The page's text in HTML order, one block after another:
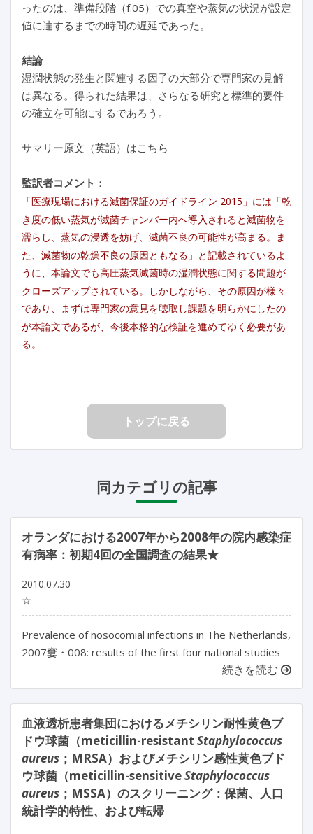
ったのは、準備段階（f.05）での真空や蒸気の状況が設定
値に達するまでの時間の遅延であった。
結論
湿潤状態の発生と関連する因子の大部分で専門家の見解
は異なる。得られた結果は、さらなる研究と標準的要件
の確立を可能にするであろう。
サマリー原文（英語）はこちら
監訳者コメント ：
「医療現場における滅菌保証のガイドライン 2015」には「乾
き度の低い蒸気が滅菌チャンバー内へ導入されると滅菌物を
濡らし、蒸気の浸透を妨げ、滅菌不良の可能性が高まる。ま
た、滅菌物の乾燥不良の原因ともなる」と記載されているよ
うに、本論文でも高圧蒸気滅菌時の湿潤状態に関する問題が
クローズアップされている。しかしながら、その原因が様々
であり、まずは専門家の意見を聴取し課題を明らかにしたの
が本論文であるが、今後本格的な検証を進めてゆく必要があ
る。
トップに戻る
同カテゴリの記事
オランダにおける2007年から2008年の院内感染症
有病率：初期4回の全国調査の結果★
2010.07.30
☆
Prevalence of nosocomial infections in The Netherlands,
2007窶・008: results of the first four national studies
続きを読む
血液透析患者集団におけるメチシリン耐性黄色ブ
ドウ球菌（meticillin-resistant Staphylococcus
aureus ；MRSA）およびメチシリン感性黄色ブド
ウ球菌（meticillin-sensitiveStaphylococcus
aureus ；MSSA）のスクリーニング：保菌、人口
統計学的特性、および転帰